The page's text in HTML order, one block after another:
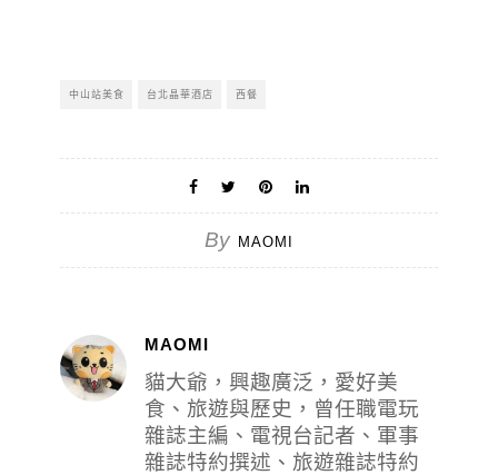
中山站美食 台北晶華酒店 西餐
By MAOMI
MAOMI
貓大爺，興趣廣泛，愛好美
食、旅遊與歷史，曾任職電玩
雜誌主編、電視台記者、軍事
雜誌特約撰述、旅遊雜誌特約